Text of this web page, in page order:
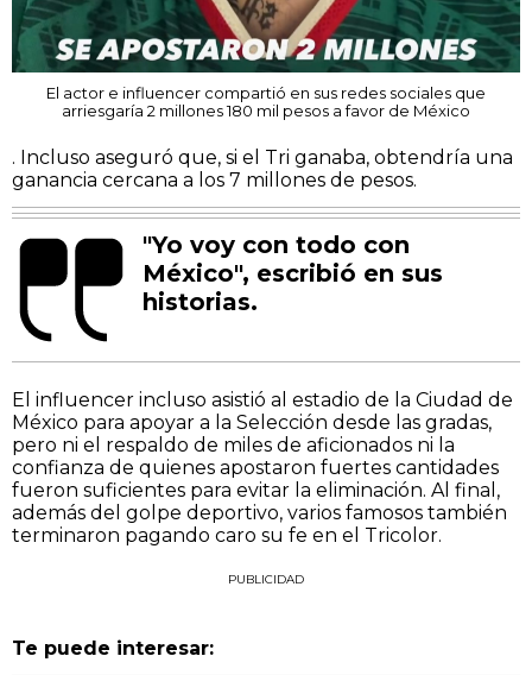
El actor e influencer compartió en sus redes sociales que
arriesgaría 2 millones 180 mil pesos a favor de México
. Incluso aseguró que, si el Tri ganaba, obtendría una
ganancia cercana a los 7 millones de pesos.
"Yo voy con todo con
México", escribió en sus
historias.
El influencer incluso asistió al estadio de la Ciudad de
México para apoyar a la Selección desde las gradas,
pero ni el respaldo de miles de aficionados ni la
confianza de quienes apostaron fuertes cantidades
fueron suficientes para evitar la eliminación. Al final,
además del golpe deportivo, varios famosos también
terminaron pagando caro su fe en el Tricolor.
PUBLICIDAD
Te puede interesar: